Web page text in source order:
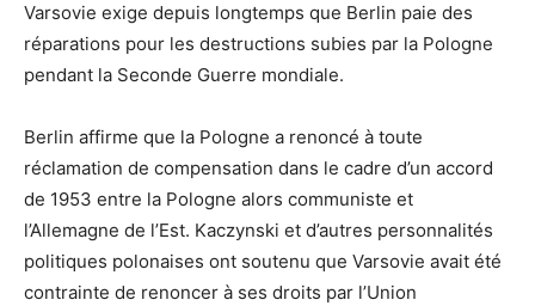
Varsovie exige depuis longtemps que Berlin paie des
réparations pour les destructions subies par la Pologne
pendant la Seconde Guerre mondiale.
Berlin affirme que la Pologne a renoncé à toute
réclamation de compensation dans le cadre d’un accord
de 1953 entre la Pologne alors communiste et
l’Allemagne de l’Est. Kaczynski et d’autres personnalités
politiques polonaises ont soutenu que Varsovie avait été
contrainte de renoncer à ses droits par l’Union